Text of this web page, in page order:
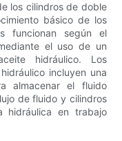
los cilindros de doble
básico de los
funcionan según el
el uso de un
hidráulico. Los
incluyen una
almacenar el fluido
de fluido y cilindros
hidráulica en trabajo